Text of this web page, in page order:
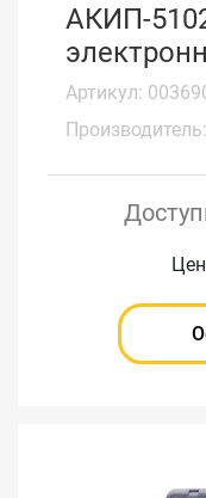
АКИП-
Артикул:
Производитель: